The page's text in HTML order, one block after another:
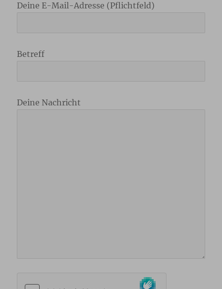
Deine E-Mail-Adresse (Pflichtfeld)
Betreff
Deine Nachricht